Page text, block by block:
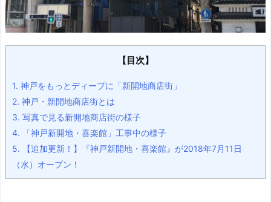
【目次】
1. 神戸をもっとディープに「新開地商店街」
2. 神戸・新開地商店街とは
3. 写真で見る新開地商店街の様子
4. 「神戸新開地・喜楽館」工事中の様子
5. 【追加更新！】『神戸新開地・喜楽館』が2018年7月11日
（水）オープン！